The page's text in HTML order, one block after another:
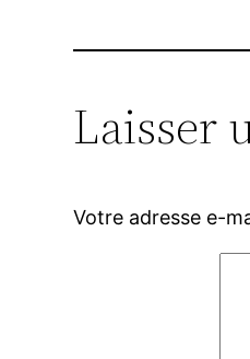
Laisser
Votre adresse e-